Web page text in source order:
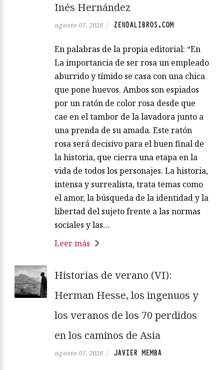
Inés Hernández
agosto 07, 2026 / ZENDALIBROS.COM
En palabras de la propia editorial: “En
La importancia de ser rosa un empleado
aburrido y tímido se casa con una chica
que pone huevos. Ambos son espiados
por un ratón de color rosa desde que
cae en el tambor de la lavadora junto a
una prenda de su amada. Este ratón
rosa será decisivo para el buen final de
la historia, que cierra una etapa en la
vida de todos los personajes. La historia,
intensa y surrealista, trata temas como
el amor, la búsqueda de la identidad y la
libertad del sujeto frente a las normas
sociales y las…
Leer más
Historias de verano (VI):
Herman Hesse, los ingenuos y
los veranos de los 70 perdidos
en los caminos de Asia
agosto 07, 2026 / JAVIER MEMBA